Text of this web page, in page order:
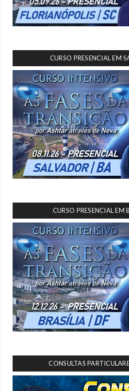
CURSO PRESENCIAL EM
CURSO PRESENCIAL EM
CONSULTAS